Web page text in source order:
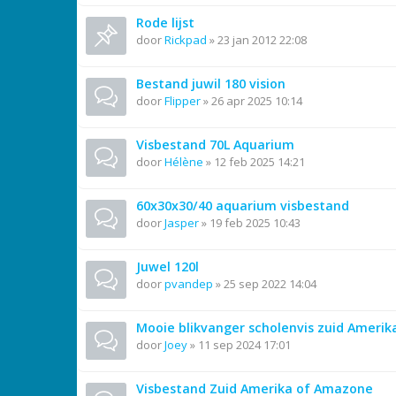
Rode lijst
doorRickpad »23 jan 2012 22:08
Bestand juwil 180 vision
doorFlipper»26 apr 2025 10:14
Visbestand 70L Aquarium
doorHélène » 12 feb 2025 14:21
60x30x30/40 aquarium visbestand
doorJasper» 19 feb 2025 10:43
Juwel 120l
doorpvandep »25 sep 2022 14:04
Mooie blikvanger scholenvis zuid
doorJoey» 11 sep 2024 17:01
Visbestand Zuid Amerika of Amazone